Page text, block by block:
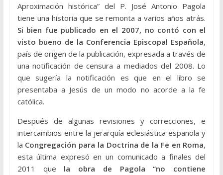
Aproximación histórica” del P. José Antonio Pagola
tiene una historia que se remonta a varios años atrás.
Si bien fue publicado en el 2007, no contó con el
visto bueno de la Conferencia Episcopal Española,
país de origen de la publicación, expresada a través de
una notificación de censura a mediados del 2008. Lo
que sugería la notificación es que en el libro se
presentaba a Jesús de un modo no acorde a la fe
católica.
Después de algunas revisiones y correcciones, e
intercambios entre la jerarquía eclesiástica española y
la Congregación para la Doctrina de la Fe en Roma,
esta última expresó en un comunicado a finales del
2011 que la obra de Pagola “no contiene